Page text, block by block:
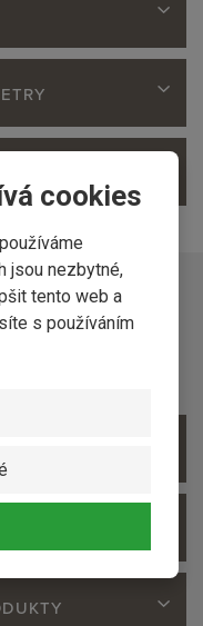
cookies
jsou nezbytné,
tento web a
s používáním
profil SM